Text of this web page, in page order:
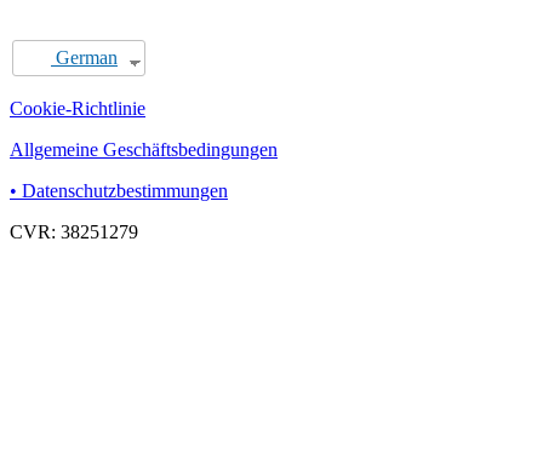
German
Cookie-Richtlinie
Allgemeine Geschäftsbedingungen
• Datenschutzbestimmungen
CVR: 38251279